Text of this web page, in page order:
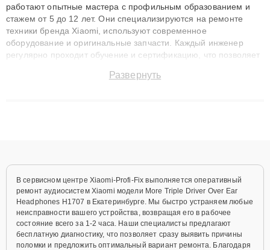
работают опытные мастера с профильным образованием и
стажем от 5 до 12 лет. Они специализируются на ремонте
техники бренда Xiaomi, используют современное
оборудование и оригинальные запчасти. Каждый инженер
регулярно проходит обучение и сертификацию, что позволяет
технику с сохранением гарантии до 3 лет. Наши мастера
Развернуть
В сервисном центре Xiaomi-Profi-Fix выполняется оперативный
ремонт аудиосистем Xiaomi модели More Triple Driver Over Ear
Headphones H1707 в Екатеринбурге. Мы быстро устраняем любые
неисправности вашего устройства, возвращая его в рабочее
состояние всего за 1-2 часа. Наши специалисты предлагают
бесплатную диагностику, что позволяет сразу выявить причины
поломки и предложить оптимальный вариант ремонта. Благодаря